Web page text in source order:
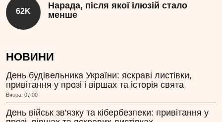
62K
Нарада, після якої ілюзій стало
менше
НОВИНИ
День будівельника України: яскраві листівки,
привітання у прозі і віршах та історія свята
Вчора, 07:00
День військ зв'язку та кібербезпеки: привітання у